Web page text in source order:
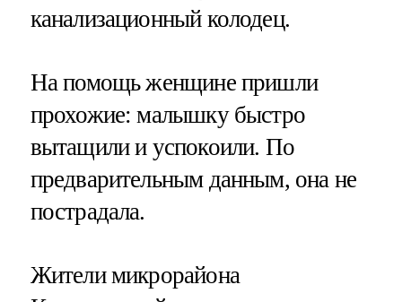
канализационный колодец.
На помощь женщине пришли
прохожие: малышку быстро
вытащили и успокоили. По
предварительным данным, она не
пострадала.
Жители микрорайона